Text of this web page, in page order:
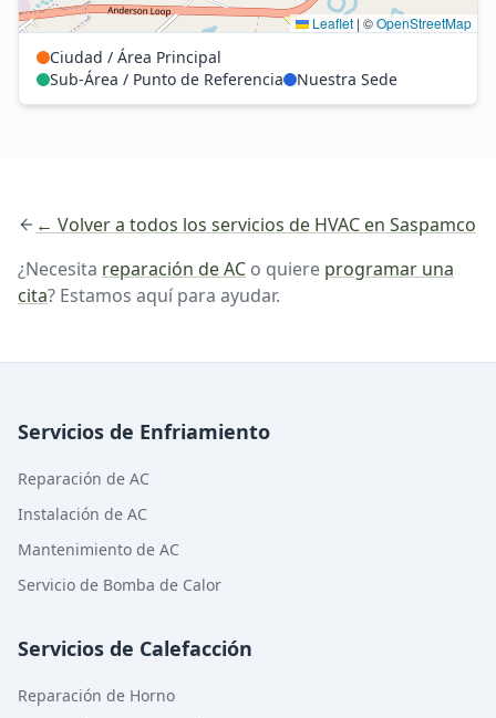
Leaflet | ©OpenStreetMap
Ciudad / Área Principal
Sub-Área / Punto de Referencia
Nuestra Sede
← Volver a todos los servicios de HVAC en Saspamco
¿Necesita reparación de AC o quiere programar una
cita? Estamos aquí para ayudar.
Servicios de Enfriamiento
Reparación de AC
Instalación de AC
Mantenimiento de AC
Servicio de Bomba de Calor
Servicios de Calefacción
Reparación de Horno